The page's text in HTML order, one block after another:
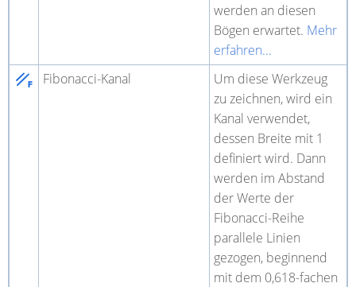
werden an diesen
Bögen erwartet. Mehr
erfahren...
Fibonacci-Kanal
Um diese Werkzeug
zu zeichnen, wird ein
Kanal verwendet,
dessen Breite mit 1
definiert wird. Dann
werden im Abstand
der Werte der
Fibonacci-Reihe
parallele Linien
gezogen, beginnend
mit dem 0,618-fachen